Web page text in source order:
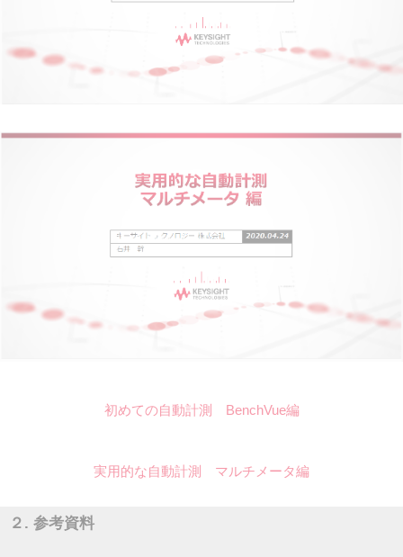
初めての自動計測 BenchVue編
実用的な自動計測 マルチメータ編
２. 参考資料